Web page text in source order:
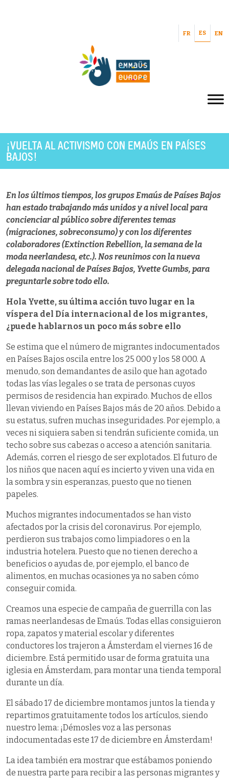
FR ES EN
¡VUELTA AL ACTIVISMO CON EMAÚS EN PAÍSES
BAJOS!
En los últimos tiempos, los grupos Emaús de Países Bajos
han estado trabajando más unidos y a nivel local para
concienciar al público sobre diferentes temas
(migraciones, sobreconsumo) y con los diferentes
colaboradores (Extinction Rebellion, la semana de la
moda neerlandesa, etc.). Nos reunimos con la nueva
delegada nacional de Países Bajos, Yvette Gumbs, para
preguntarle sobre todo ello.
Hola Yvette, su última acción tuvo lugar en la
víspera del Día internacional de los migrantes,
¿puede hablarnos un poco más sobre ello
Se estima que el número de migrantes indocumentados
en Países Bajos oscila entre los 25 000 y los 58 000. A
menudo, son demandantes de asilo que han agotado
todas las vías legales o se trata de personas cuyos
permisos de residencia han expirado. Muchos de ellos
llevan viviendo en Países Bajos más de 20 años. Debido a
su estatus, sufren muchas inseguridades. Por ejemplo, a
veces ni siquiera saben si tendrán suficiente comida, un
techo sobre sus cabezas o acceso a atención sanitaria.
Además, corren el riesgo de ser explotados. El futuro de
los niños que nacen aquí es incierto y viven una vida en
la sombra y sin esperanzas, puesto que no tienen
papeles.
Muchos migrantes indocumentados se han visto
afectados por la crisis del coronavirus. Por ejemplo,
perdieron sus trabajos como limpiadores o en la
industria hotelera. Puesto que no tienen derecho a
beneficios o ayudas de, por ejemplo, el banco de
alimentos, en muchas ocasiones ya no saben cómo
conseguir comida.
Creamos una especie de campaña de guerrilla con las
ramas neerlandesas de Emaús. Todas ellas consiguieron
ropa, zapatos y material escolar y diferentes
conductores los trajeron a Ámsterdam el viernes 16 de
diciembre. Está permitido usar de forma gratuita una
iglesia en Ámsterdam, para montar una tienda temporal
durante un día.
El sábado 17 de diciembre montamos juntos la tienda y
repartimos gratuitamente todos los artículos, siendo
nuestro lema: ¡Démosles voz a las personas
indocumentadas este 17 de diciembre en Ámsterdam!
La idea también era mostrar que estábamos poniendo
de nuestra parte para recibir a las personas migrantes y